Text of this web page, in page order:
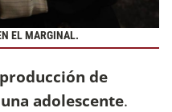
EL MARGINAL.
de
adolescente.